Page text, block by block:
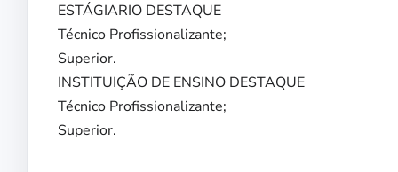
ESTÁGIARIO DESTAQUE
Técnico Profissionalizante;
Superior.
INSTITUIÇÃO DE ENSINO DESTAQUE
Técnico Profissionalizante;
Superior.